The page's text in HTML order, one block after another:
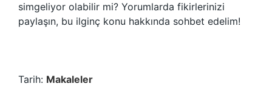
simgeliyor olabilir mi? Yorumlarda fikirlerinizi
paylaşın, bu ilginç konu hakkında sohbet edelim!
Tarih: Makaleler